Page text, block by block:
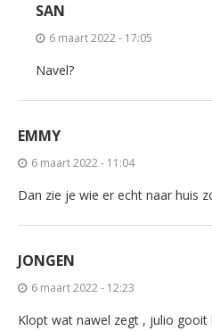
SAN
6 maart 2022 - 17:05
Navel?
EMMY
6 maart 2022 - 11:04
Dan zie je wie er echt naar huis
JONGEN
6 maart 2022 - 12:23
Klopt wat nawel zegt , julio gooit